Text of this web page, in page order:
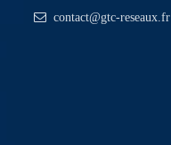
contact@gtc-reseaux.fr